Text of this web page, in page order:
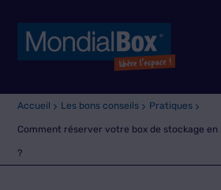
Accueil Les bons conseils Pratiques
Comment réserver votre box de stockage en
?